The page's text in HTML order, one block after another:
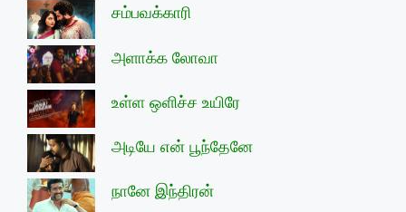
சம்பவக்காரி
அளாக்க லோவா
உள்ள ஒளிச்ச உயிரே
அடியே என் பூந்தேனே
நானே இந்திரன்